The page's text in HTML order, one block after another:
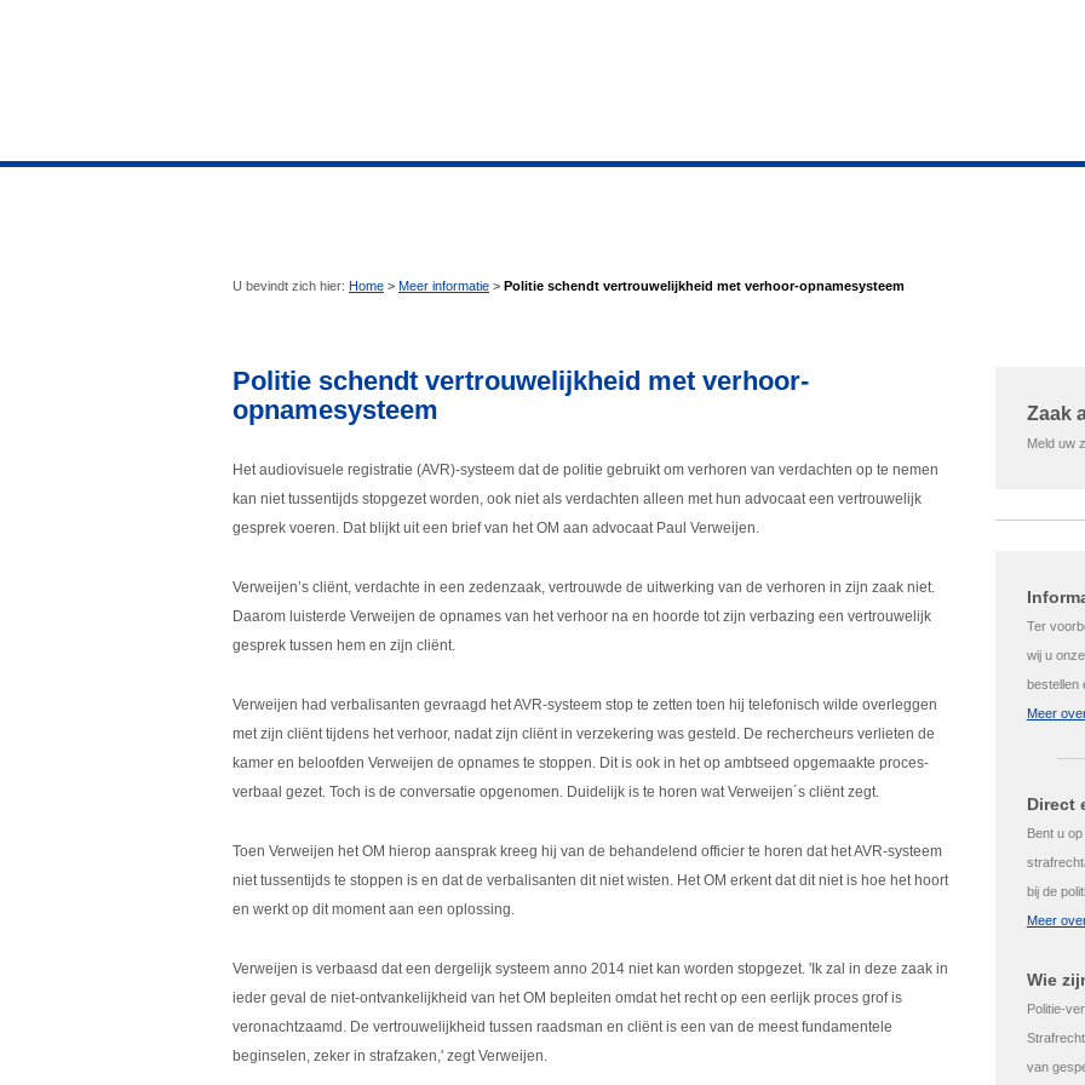
U bevindt zich hier: Home > Meer informatie > Politie schendt vertrouwelijkheid met verhoor-opnamesysteem
Politie schendt vertrouwelijkheid met verhoor-
opnamesysteem
Het audiovisuele registratie (AVR)-systeem dat de politie gebruikt om verhoren van verdachten op te nemen
kan niet tussentijds stopgezet worden, ook niet als verdachten alleen met hun advocaat een vertrouwelijk
gesprek voeren. Dat blijkt uit een brief van het OM aan advocaat Paul Verweijen.
Verweijen’s cliënt, verdachte in een zedenzaak, vertrouwde de uitwerking van de verhoren in zijn zaak niet.
Daarom luisterde Verweijen de opnames van het verhoor na en hoorde tot zijn verbazing een vertrouwelijk
gesprek tussen hem en zijn cliënt.
Verweijen had verbalisanten gevraagd het AVR-systeem stop te zetten toen hij telefonisch wilde overleggen
met zijn cliënt tijdens het verhoor, nadat zijn cliënt in verzekering was gesteld. De rechercheurs verlieten de
kamer en beloofden Verweijen de opnames te stoppen. Dit is ook in het op ambtseed opgemaakte proces-
verbaal gezet. Toch is de conversatie opgenomen. Duidelijk is te horen wat Verweijen´s cliënt zegt.
Toen Verweijen het OM hierop aansprak kreeg hij van de behandelend officier te horen dat het AVR-systeem
niet tussentijds te stoppen is en dat de verbalisanten dit niet wisten. Het OM erkent dat dit niet is hoe het hoort
en werkt op dit moment aan een oplossing.
Verweijen is verbaasd dat een dergelijk systeem anno 2014 niet kan worden stopgezet. 'Ik zal in deze zaak in
ieder geval de niet-ontvankelijkheid van het OM bepleiten omdat het recht op een eerlijk proces grof is
veronachtzaamd. De vertrouwelijkheid tussen raadsman en cliënt is een van de meest fundamentele
beginselen, zeker in strafzaken,' zegt Verweijen.
Zaak
Meld uw
Ter
wij u
bestellen
Meer
Direct
Bent u
bij de
Meer
Wie
Politie-
van